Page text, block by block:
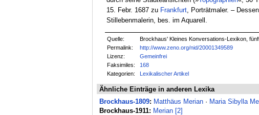
15. Febr. 1687 zu Frankfurt, Porträtmaler. –
Stillebenmalerin, bes. im Aquarell.
Quelle:
Brockhaus' Kleines Konversations-Lexikon,
Permalink:
http://www.zeno.org/nid/20001349589
Lizenz:
Gemeinfrei
Faksimiles:
168
Kategorien:
Lexikalischer Artikel
Ähnliche Einträge in anderen Lexika
Brockhaus-1809: Matthäus Merian · Maria Sibylla
Brockhaus-1911: Merian [2]